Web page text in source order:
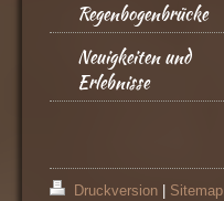
Regenbogenbrücke
Neuigkeiten und
Erlebnisse
Druckversion
Sitemap